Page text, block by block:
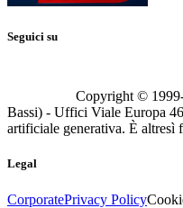
Seguici su
Copyright ©
Bassi) - Uffici Viale Europa
artificiale generativa. È altresì
Legal
CorporatePrivacy Policy